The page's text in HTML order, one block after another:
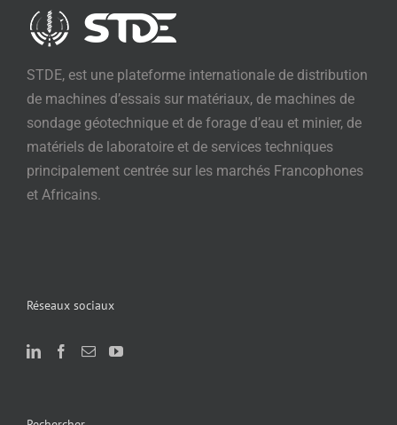
STDE, est une plateforme internationale de distribution
de machines d’essais sur matériaux, de machines de
sondage géotechnique et de forage d’eau et minier, de
matériels de laboratoire et de services techniques
principalement centrée sur les marchés Francophones
et Africains.
Réseaux sociaux